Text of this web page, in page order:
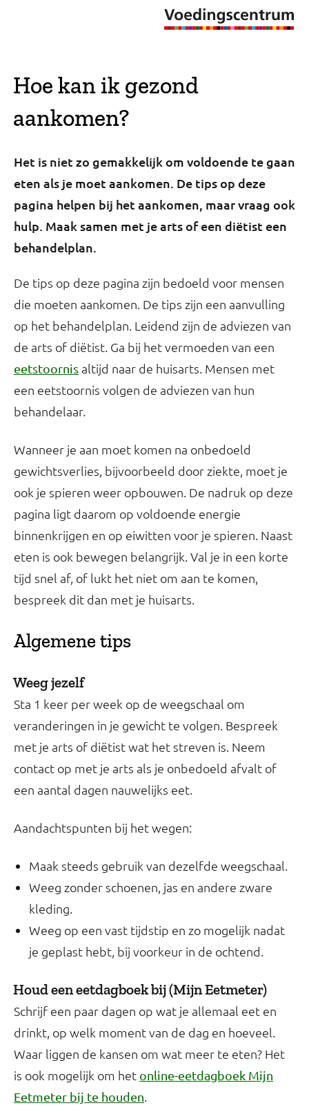
Hoe kan ik gezond
aankomen?
Het is niet zo gemakkelijk om voldoende te gaan
eten als je moet aankomen. De tips op deze
pagina helpen bij het aankomen, maar vraag ook
hulp. Maak samen met je arts of een diëtist een
behandelplan.
De tips op deze pagina zijn bedoeld voor mensen
die moeten aankomen. De tips zijn een aanvulling
op het behandelplan. Leidend zijn de adviezen van
de arts of diëtist. Ga bij het vermoeden van een
eetstoornis altijd naar de huisarts. Mensen met
een eetstoornis volgen de adviezen van hun
behandelaar.
Wanneer je aan moet komen na onbedoeld
gewichtsverlies, bijvoorbeeld door ziekte, moet je
ook je spieren weer opbouwen. De nadruk op deze
pagina ligt daarom op voldoende energie
binnenkrijgen en op eiwitten voor je spieren. Naast
eten is ook bewegen belangrijk. Val je in een korte
tijd snel af, of lukt het niet om aan te komen,
bespreek dit dan met je huisarts.
Algemene tips
Weeg jezelf
Sta 1 keer per week op de weegschaal om
veranderingen in je gewicht te volgen. Bespreek
met je arts of diëtist wat het streven is. Neem
contact op met je arts als je onbedoeld afvalt of
een aantal dagen nauwelijks eet.
Aandachtspunten bij het wegen:
Maak steeds gebruik van dezelfde weegschaal.
Weeg zonder schoenen, jas en andere zware
kleding.
Weeg op een vast tijdstip en zo mogelijk nadat
je geplast hebt, bij voorkeur in de ochtend.
Houd een eetdagboek bij (Mijn Eetmeter)
Schrijf een paar dagen op wat je allemaal eet en
drinkt, op welk moment van de dag en hoeveel.
Waar liggen de kansen om wat meer te eten? Het
is ook mogelijk om het online-eetdagboek Mijn
Eetmeter bij te houden.